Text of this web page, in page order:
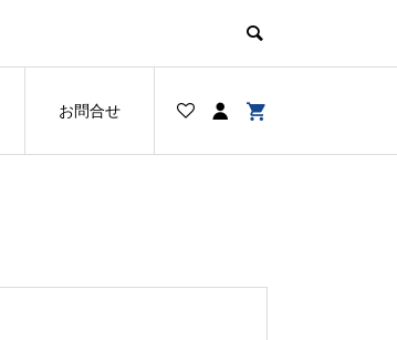
お問合せ